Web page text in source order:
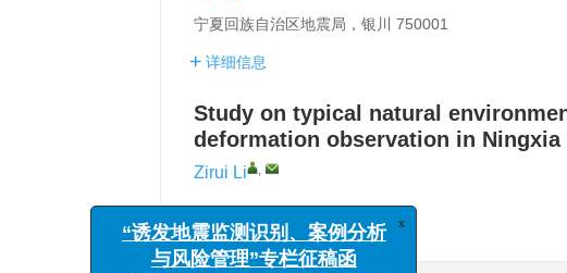
宁夏回族自治区地震局，银川 750001
详细信息
Study on typical natural
deformation observation in Ningxia
Zirui Li ,
“诱发地震监测识别、案例分析
与风险管理”专栏征稿函
“海洋工程与地震科学进展”专栏